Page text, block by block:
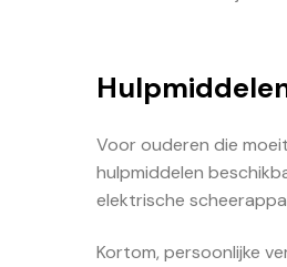
Voor ouderen die
hulpmiddelen
elektrische
Kortom, persoonlijke